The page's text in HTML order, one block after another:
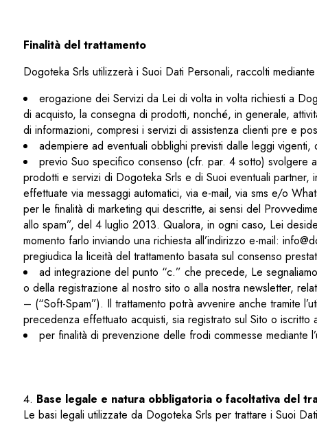
Finalità del trattamento
Dogoteka Srls utilizzerà i Suoi Dati Personali, raccolti mediante
erogazione dei Servizi da Lei di volta in volta richiesti a
di acquisto, la consegna di prodotti, nonché, in generale,
di informazioni, compresi i servizi di assistenza clienti pre e
adempiere ad eventuali obblighi previsti dalle leggi
previo Suo specifico consenso (cfr. par. 4 sotto) svolgere
prodotti e servizi di Dogoteka Srls e di Suoi eventuali partner,
effettuate via messaggi automatici, via e-mail, via sms e/o
per le finalità di marketing qui descritte, ai sensi del
allo spam”, del 4 luglio 2013. Qualora, in ogni caso, Lei
momento farlo inviando una richiesta all’indirizzo e-mail:
pregiudica la liceità del trattamento basata sul consenso
ad integrazione del punto “c.” che precede, Le
o della registrazione al nostro sito o alla nostra newsletter,
– (“Soft-Spam”). Il trattamento potrà avvenire anche tramite
precedenza effettuato acquisti, sia registrato sul Sito o
per finalità di prevenzione delle frodi commesse mediante
Base legale e natura obbligatoria o facoltativa del
Le basi legali utilizzate da Dogoteka Srls per trattare i Suoi